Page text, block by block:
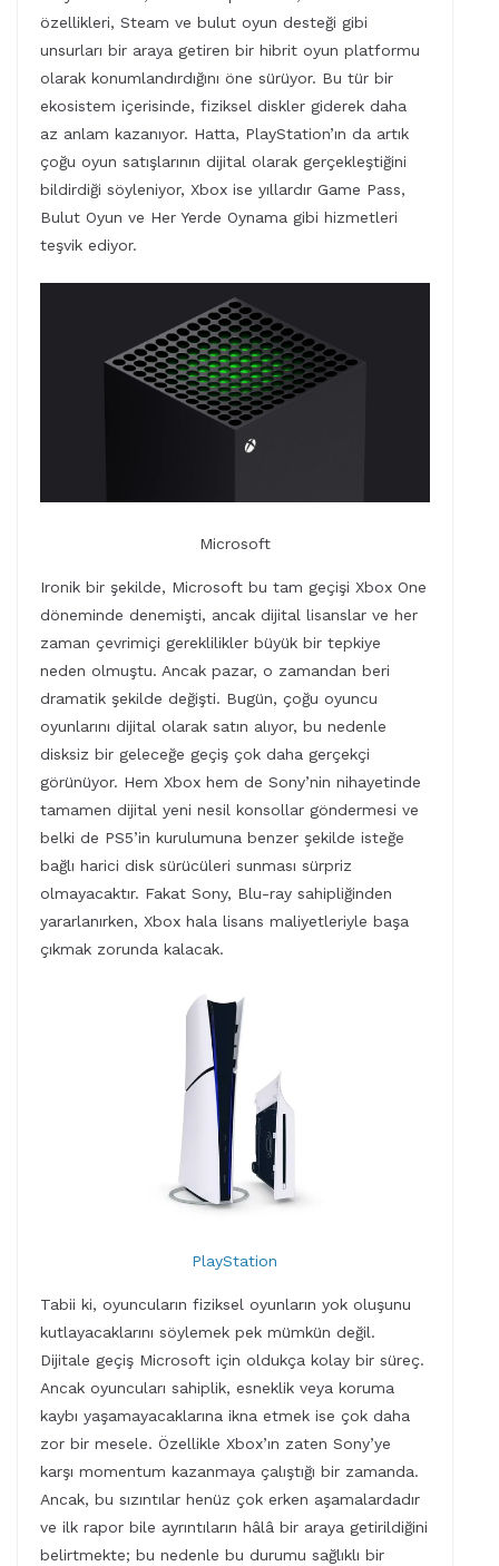
özellikleri, Steam ve bulut oyun desteği gibi
unsurları bir araya getiren bir hibrit oyun platformu
olarak konumlandırdığını öne sürüyor. Bu tür bir
ekosistem içerisinde, fiziksel diskler giderek daha
az anlam kazanıyor. Hatta, PlayStation’ın da artık
çoğu oyun satışlarının dijital olarak gerçekleştiğini
bildirdiği söyleniyor, Xbox ise yıllardır Game Pass,
Bulut Oyun ve Her Yerde Oynama gibi hizmetleri
teşvik ediyor.
Microsoft
Ironik bir şekilde, Microsoft bu tam geçişi Xbox One
döneminde denemişti, ancak dijital lisanslar ve her
zaman çevrimiçi gereklilikler büyük bir tepkiye
neden olmuştu. Ancak pazar, o zamandan beri
dramatik şekilde değişti. Bugün, çoğu oyuncu
oyunlarını dijital olarak satın alıyor, bu nedenle
disksiz bir geleceğe geçiş çok daha gerçekçi
görünüyor. Hem Xbox hem de Sony’nin nihayetinde
tamamen dijital yeni nesil konsollar göndermesi ve
belki de PS5’in kurulumuna benzer şekilde isteğe
bağlı harici disk sürücüleri sunması sürpriz
olmayacaktır. Fakat Sony, Blu-ray sahipliğinden
yararlanırken, Xbox hala lisans maliyetleriyle başa
çıkmak zorunda kalacak.
PlayStation
Tabii ki, oyuncuların fiziksel oyunların yok oluşunu
kutlayacaklarını söylemek pek mümkün değil.
Dijitale geçiş Microsoft için oldukça kolay bir süreç.
Ancak oyuncuları sahiplik, esneklik veya koruma
kaybı yaşamayacaklarına ikna etmek ise çok daha
zor bir mesele. Özellikle Xbox’ın zaten Sony’ye
karşı momentum kazanmaya çalıştığı bir zamanda.
Ancak, bu sızıntılar henüz çok erken aşamalardadır
ve ilk rapor bile ayrıntıların hâlâ bir araya getirildiğini
belirtmekte; bu nedenle bu durumu sağlıklı bir